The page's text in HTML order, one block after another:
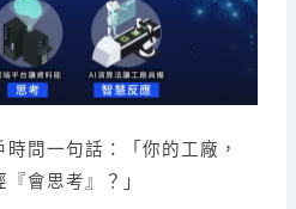
問一句話：「你的工廠，
會思考』？」